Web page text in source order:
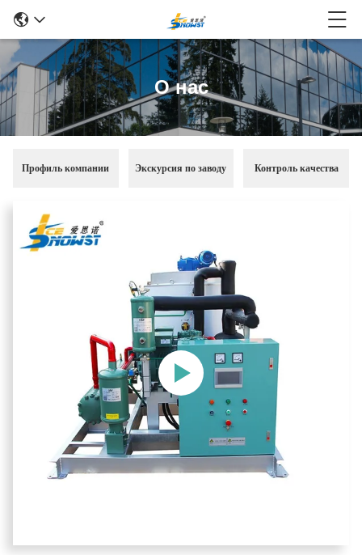
О нас
Профиль компании Экскурсия по заводу Контроль качества